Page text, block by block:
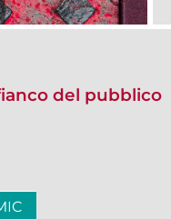
del pubblico